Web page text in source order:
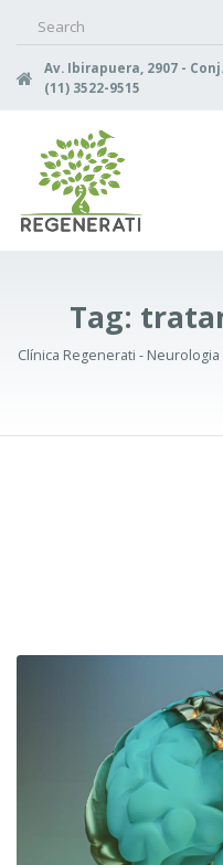
Av. Ibirapuera, 2907 -
(11) 3522-9515
Tag:
Clínica Regenerati - Neurologia